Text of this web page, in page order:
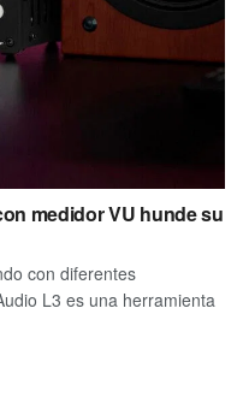
medidor VU hunde su
con diferentes
L3 es una herramienta